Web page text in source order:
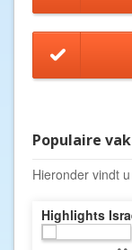
Populaire
Hieronder vindt
Highlights